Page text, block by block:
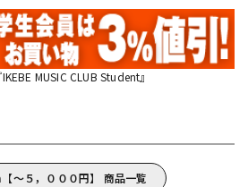
MUSIC CLUB Student』
～５，０００円】 商品一覧